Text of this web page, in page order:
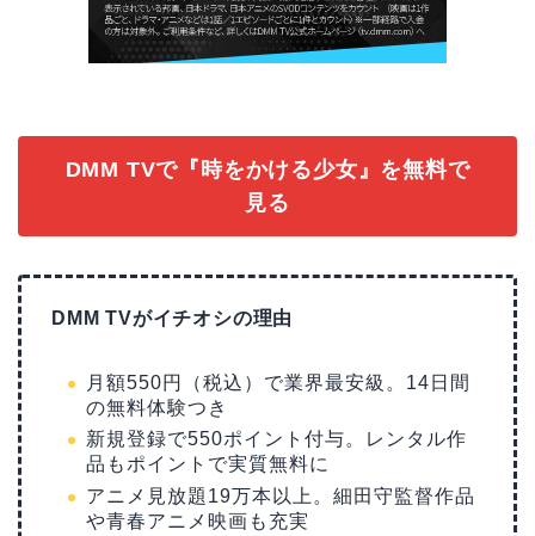
DMM TVで『時をかける少女』を無料で
見る
DMM TVがイチオシの理由
月額550円（税込）で業界最安級。14日間
の無料体験つき
新規登録で550ポイント付与。レンタル作
品もポイントで実質無料に
アニメ見放題19万本以上。細田守監督作品
や青春アニメ映画も充実